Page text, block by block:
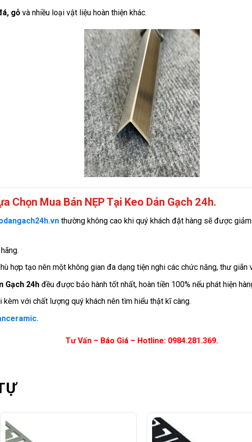
gỗvà nhiều loại vật liệu hoàn thiện khác.
Chọn Mua Bán NẸP Tại Keo Dán Gạch 24h.
thường không cao khi quý khách đặt hàng sẽ được
hợp tạo nên một không gian đa dạng tiện nghi các chức năng, thư giãn
Gạch 24hđều được bảo hành tốt nhất, hoàn tiền 100% nếu phát hiện
kèm với chất lượng quý khách nên tìm hiểu thật kĩ càng.
Tư Vấn – Báo Giá – Hotline: 0984.281.369.